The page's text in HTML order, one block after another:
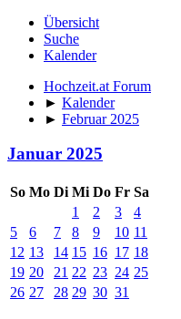
Übersicht
Suche
Kalender
Hochzeit.at Forum
► Kalender
► Februar 2025
Januar 2025
So Mo Di Mi Do Fr Sa
1
2 3
4
5
6 7 8 9 10 11
12 13 14 15 16 17 18
19 20 21 22 23 24 25
26 27 28 29 30 31